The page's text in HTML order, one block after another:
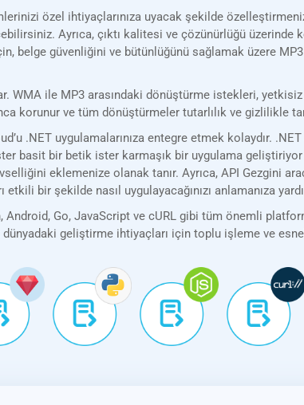
özel ihtiyaçlarınıza uyacak şekilde
Ayrıca, çıktı kalitesi ve çözünürlüğü
belge güvenliğini ve bütünlüğünü sağlamak üzere
WMA ile MP3 arasındaki dönüştürme istekleri,
korunur ve tüm dönüştürmeler tutarlılık ve gizlilikle
.NET uygulamalarınıza entegre etmek kolaydır.
basit bir betik ister karmaşık bir uygulama
eklemenize olanak tanır. Ayrıca, API Gezgini
bir şekilde nasıl uygulayacağınızı anlamanıza
Android, Go, JavaScript ve cURL gibi tüm önemli
dünyadaki geliştirme ihtiyaçları için toplu işleme ve